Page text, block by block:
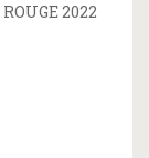
2022